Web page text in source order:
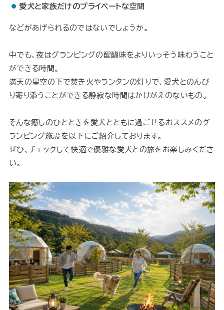
愛犬と家族だけのプライベートな空間
などがあげられるのではないでしょうか。
中でも、夜はグランピングの醍醐味をよりいっそう味わうこと
ができる時間。
満天の星空の下で焚き火やランタンの灯りで、愛犬とのんび
り寄り添うことができる静寂な時間はかけがえのないもの。
そんな癒しのひとときを愛犬とともに過ごせるおススメのグ
ランピング施設を以下にご紹介しております。
ぜひ、チェックして快適で優雅な愛犬との旅をお楽しみくださ
い。